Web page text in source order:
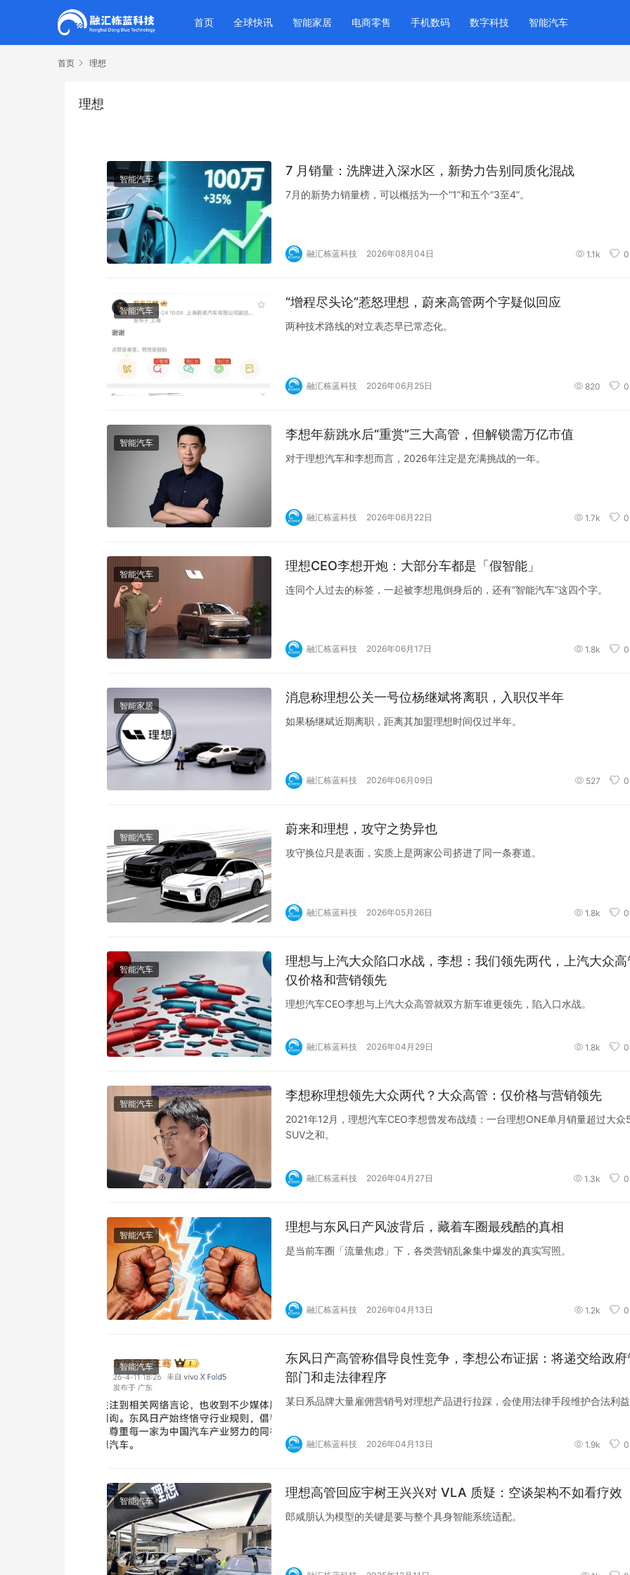
首页 全球快讯 智能家居 电商零售 手机数码 数字科技 智能汽车
首页 理想
理想
智能汽车
7 月销量：洗牌进入深水区，新势力告别同质化混战
7月的新势力销量榜，可以概括为一个“1”和五个“3至4”。
融汇栋蓝科技 2026年08月04日 1.1k 0
智能汽车
“增程尽头论”惹怒理想，蔚来高管两个字疑似回应
两种技术路线的对立表态早已常态化。
融汇栋蓝科技 2026年06月25日 820 0
智能汽车
李想年薪跳水后“重赏”三大高管，但解锁需万亿市值
对于理想汽车和李想而言，2026年注定是充满挑战的一年。
融汇栋蓝科技 2026年06月22日 1.7k 0
智能汽车
理想CEO李想开炮：大部分车都是「假智能」
连同个人过去的标签，一起被李想甩倒身后的，还有“智能汽车”这四个字。
融汇栋蓝科技 2026年06月17日 1.8k 0
智能家居
消息称理想公关一号位杨继斌将离职，入职仅半年
如果杨继斌近期离职，距离其加盟理想时间仅过半年。
融汇栋蓝科技 2026年06月09日 527 0
智能汽车
蔚来和理想，攻守之势异也
攻守换位只是表面，实质上是两家公司挤进了同一条赛道。
融汇栋蓝科技 2026年05月26日 1.8k 0
智能汽车
理想与上汽大众陷口水战，李想：我们领先两代，上汽大众高
仅价格和营销领先
理想汽车CEO李想与上汽大众高管就双方新车谁更领先，陷入口水战。
融汇栋蓝科技 2026年04月29日 1.8k 0
智能汽车
李想称理想领先大众两代？大众高管：仅价格与营销领先
2021年12月，理想汽车CEO李想曾发布战绩：一台理想ONE单月销量超过大众
SUV之和。
融汇栋蓝科技 2026年04月27日 1.3k 0
智能汽车
理想与东风日产风波背后，藏着车圈最残酷的真相
是当前车圈「流量焦虑」下，各类营销乱象集中爆发的真实写照。
融汇栋蓝科技 2026年04月13日 1.2k 0
智能汽车
东风日产高管称倡导良性竞争，李想公布证据：将递交给政府
部门和走法律程序
某日系品牌大量雇佣营销号对理想产品进行拉踩，会使用法律手段维护合法利益
融汇栋蓝科技 2026年04月13日 1.9k 0
智能汽车
理想高管回应宇树王兴兴对 VLA 质疑：空谈架构不如看疗效
郎咸朋认为模型的关键是要与整个具身智能系统适配。